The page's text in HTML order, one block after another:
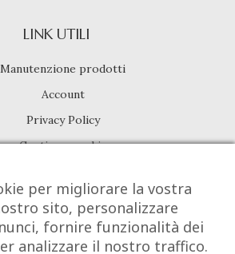
LINK UTILI
Manutenzione prodotti
Account
Privacy Policy
Gestione cookie
INFO UTILI
Chi siamo
Dicono di noi
per migliorare la vostra
sito, personalizzare
fornire funzionalità dei
analizzare il nostro traffico.